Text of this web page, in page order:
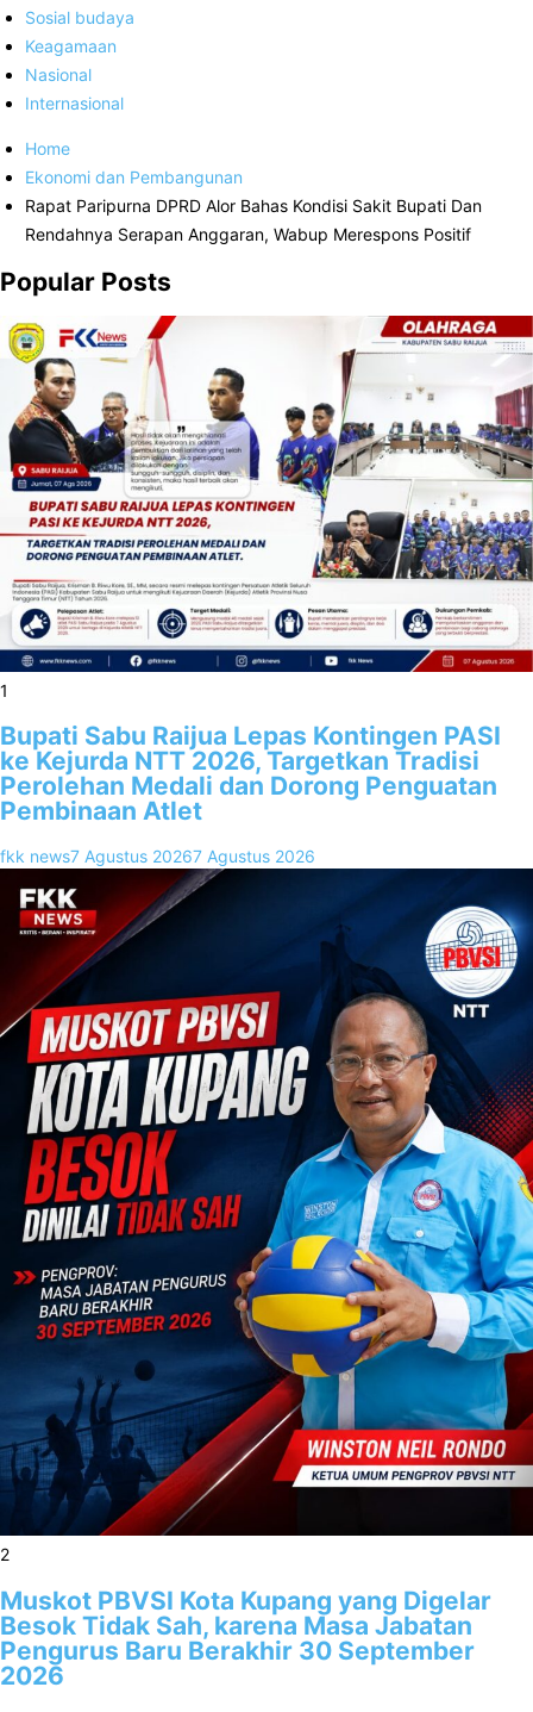
Sosial budaya
Keagamaan
Nasional
Internasional
Home
Ekonomi dan Pembangunan
Rapat Paripurna DPRD Alor Bahas Kondisi Sakit Bupati Dan
Rendahnya Serapan Anggaran, Wabup Merespons Positif
Popular Posts
1
Bupati Sabu Raijua Lepas Kontingen PASI
ke Kejurda NTT 2026, Targetkan Tradisi
Perolehan Medali dan Dorong Penguatan
Pembinaan Atlet
fkk news7 Agustus 20267 Agustus 2026
2
Muskot PBVSI Kota Kupang yang Digelar
Besok Tidak Sah, karena Masa Jabatan
Pengurus Baru Berakhir 30 September
2026